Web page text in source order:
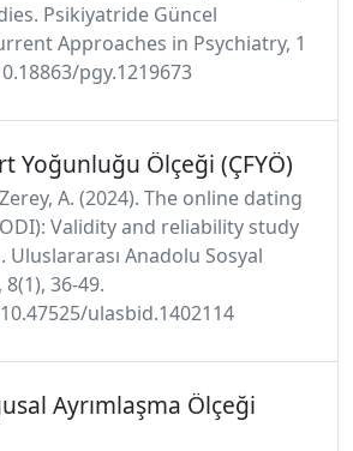
Psikiyatride Güncel
Approaches in Psychiatry, 1
pgy.1219673
Yoğunluğu Ölçeği (ÇFYÖ)
A. (2024). The online dating
Validity and reliability study
Anadolu Sosyal
36-49.
ulasbid.1402114
Ayrımlaşma Ölçeği